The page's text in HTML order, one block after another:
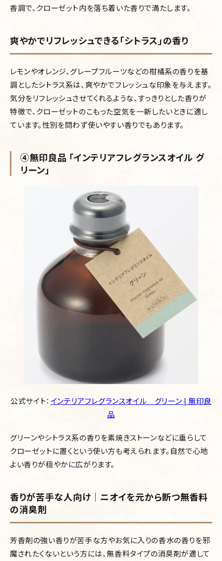
香調で、クローゼット内を落ち着いた香りで満たします。
爽やかでリフレッシュできる「シトラス」の香り
レモンやオレンジ、グレープフルーツなどの柑橘系の香りを基
調としたシトラス系は、爽やかでフレッシュな印象を与えます。
気分をリフレッシュさせてくれるような、すっきりとした香りが
特徴で、クローゼットのこもった空気を一新したいときに適し
ています。性別を問わず使いやすい香りでもあります。
④無印良品 「インテリアフレグランスオイル グ
リーン」
公式サイト： インテリアフレグランスオイル グリーン | 無印良
品
グリーンやシトラス系の香りを素焼きストーンなどに垂らして
クローゼットに置くという使い方も考えられます。自然で心地
よい香りが穏やかに広がります。
香りが苦手な人向け｜ニオイを元から断つ無香料
の消臭剤
芳香剤の強い香りが苦手な方やお気に入りの香水の香りを邪
魔されたくないという方には、無香料タイプの消臭剤が適して